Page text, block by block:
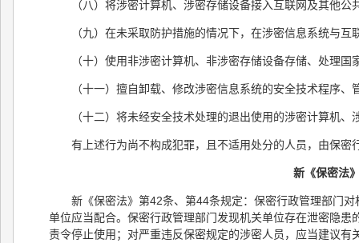
（八）将涉密计算机、涉密存储设备接入互联网及其他公
（九）在未采取防护措施的情况下，在涉密信息系统与
（十）使用非涉密计算机、非涉密存储设备存储、处理国
（十一）擅自卸载、修改涉密信息系统的安全技术程序、
（十二）将未经安全技术处理的退出使用的涉密计算机
有上述行为尚不构成犯罪，且不适用处分的人员，由保
新《保密法
新《保密法》第42条、第44条规定：保密行政管理部门
单位应当配合。保密行政管理部门发现机关单位存在泄密隐
责令停止使用；对严重违反保密规定的涉密人员，应当建议